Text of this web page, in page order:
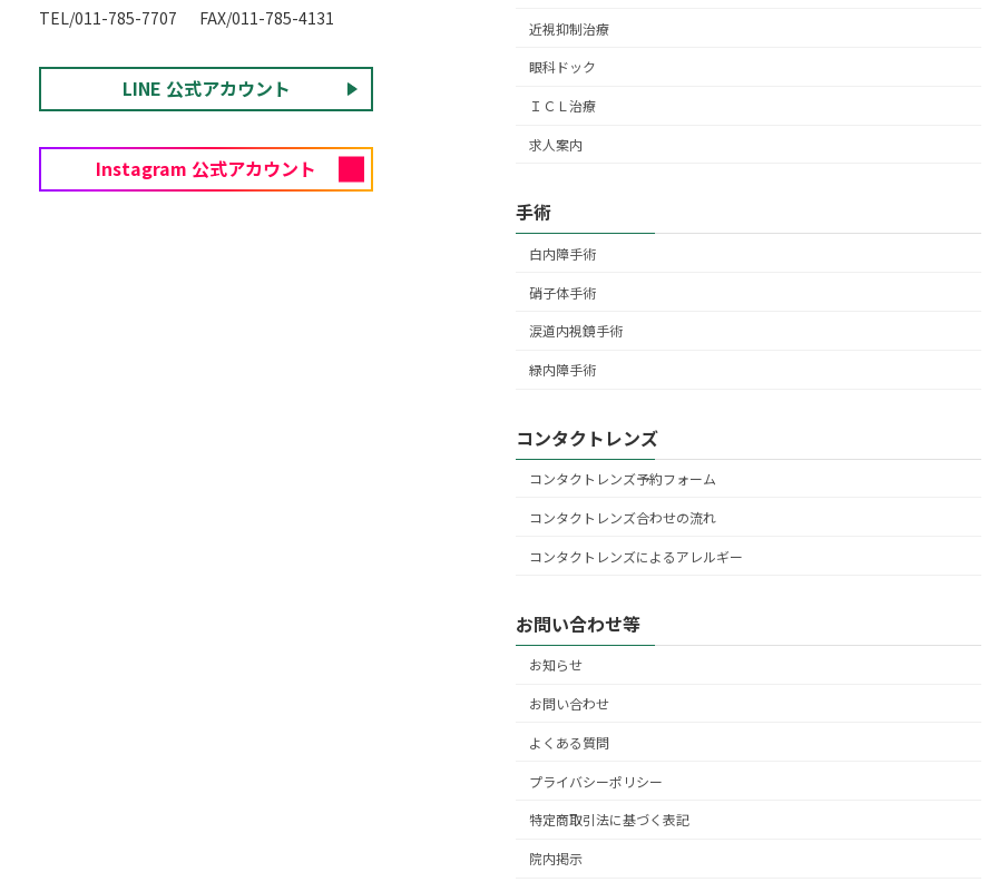
TEL/011-785-7707
FAX/011-785-4131
LINE 公式アカウント
Instagram 公式アカウント
近視抑制治療
眼科ドック
ＩＣＬ治療
求人案内
手術
白内障手術
硝子体手術
涙道内視鏡手術
緑内障手術
コンタクトレンズ
コンタクトレンズ予約フォーム
コンタクトレンズ合わせの流れ
コンタクトレンズによるアレルギー
お問い合わせ等
お知らせ
お問い合わせ
よくある質問
プライバシーポリシー
特定商取引法に基づく表記
院内掲示